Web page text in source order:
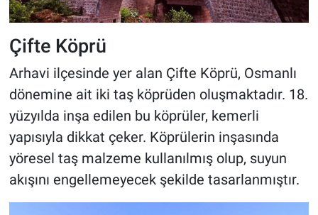
Çifte Köprü
Arhavi ilçesinde yer alan Çifte Köprü, Osmanlı
dönemine ait iki taş köprüden oluşmaktadır. 18.
yüzyılda inşa edilen bu köprüler, kemerli
yapısıyla dikkat çeker. Köprülerin inşasında
yöresel taş malzeme kullanılmış olup, suyun
akışını engellemeyecek şekilde tasarlanmıştır.